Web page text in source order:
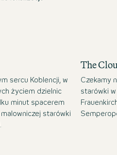
sercu Koblencji, w
życiem dzielnic
minut spacerem
starówki
The
Czekamy
starówki